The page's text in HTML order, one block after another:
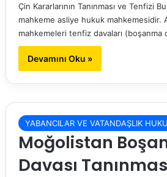
Çin Kararlarının Tanınması ve Tenfizi
mahkeme asliye hukuk mahkemesidir.
mahkemeleri tenfiz davaları (boşanma
Devamını Oku »
YABANCILAR VE VATANDAŞLIK
Moğolistan
Davası